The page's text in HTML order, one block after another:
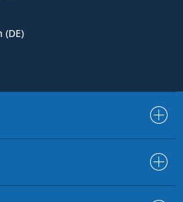
(DE)